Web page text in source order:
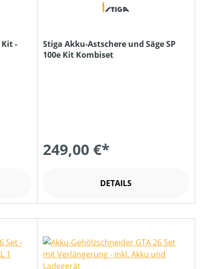
Kit -
Stiga Akku-Astschere und Säge SP
100e Kit Kombiset
249,00 €*
DETAILS